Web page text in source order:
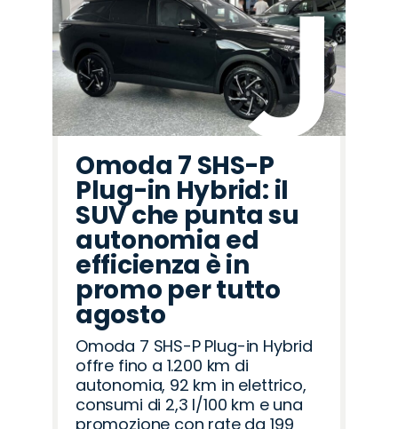
Omoda 7 SHS-P
Plug-in Hybrid: il
SUV che punta su
autonomia ed
efficienza è in
promo per tutto
agosto
Omoda 7 SHS-P Plug-in Hybrid
offre fino a 1.200 km di
autonomia, 92 km in elettrico,
consumi di 2,3 l/100 km e una
promozione con rate da 199